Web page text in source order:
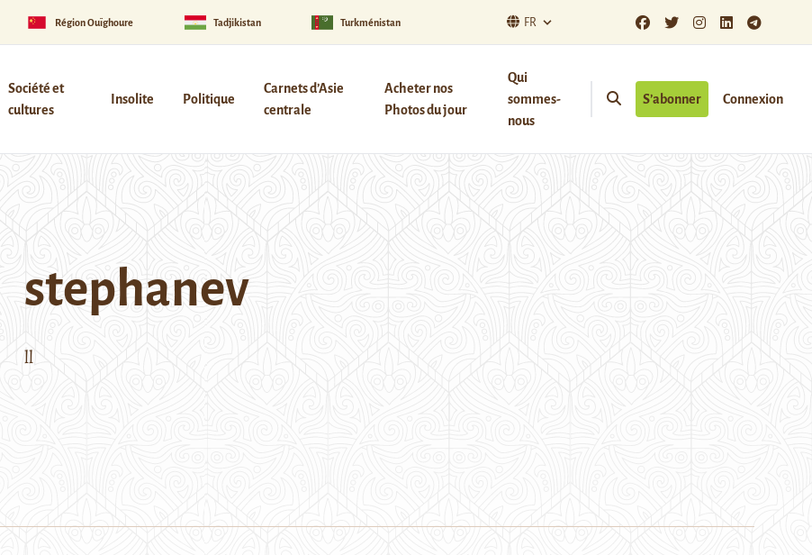
Région Ouïghoure Tadjikistan Turkménistan FR
Société et
cultures
Insolite Politique
Carnets d’Asie
centrale
Acheter nos
Photos du jour
Qui
sommes-
nous
S’abonner Connexion
stephanev
ll